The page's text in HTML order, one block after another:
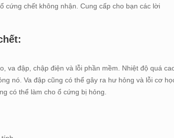
cứng chết không nhận. Cung cấp cho bạn các lời
va đập, chập điện và lỗi phần mềm. Nhiệt độ quá
nó. Va đập cũng có thể gây ra hư hỏng và lỗi cơ
có thể làm cho ổ cứng bị hỏng.